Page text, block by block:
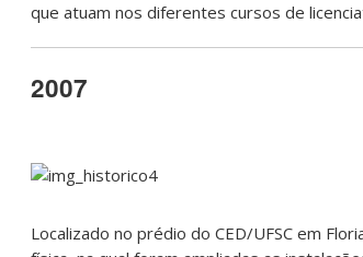
que atuam nos diferentes cursos de
2007
Localizado no prédio do CED/UFSC em